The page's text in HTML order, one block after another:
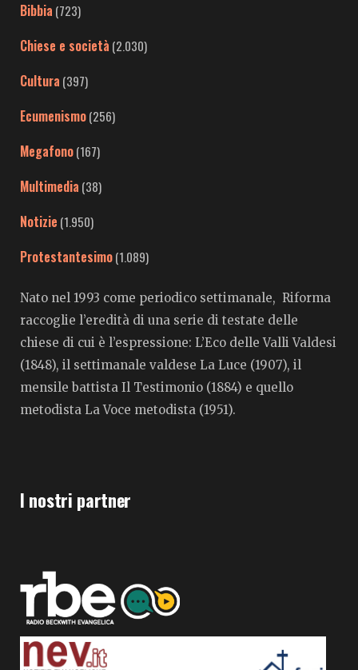
Bibbia (723)
Chiese e società (2.030)
Cultura (397)
Ecumenismo(256)
Megafono(167)
Multimedia (38)
Notizie (1.950)
Protestantesimo(1.089)
Nato nel 1993 come periodico settimanale, Riforma
raccoglie l’eredità di una serie di testate delle
chiese di cui è l’espressione: L’Eco delle Valli Valdesi
(1848), il settimanale valdese La Luce (1907), il
mensile battista Il Testimonio (1884) e quello
metodista La Voce metodista (1951).
I nostri partner